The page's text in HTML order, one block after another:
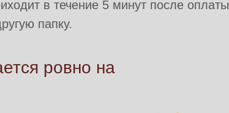
в течение 5 минут после оплаты
папку.
ровно на